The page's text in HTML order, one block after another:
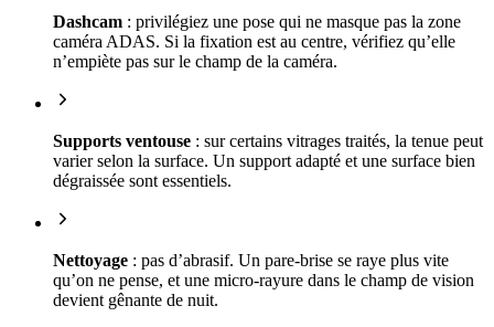
Dashcam : privilégiez une pose qui ne masque pas la zone
caméra ADAS. Si la fixation est au centre, vérifiez qu’elle
n’empiète pas sur le champ de la caméra.
Supports ventouse : sur certains vitrages traités, la tenue peut
varier selon la surface. Un support adapté et une surface bien
dégraissée sont essentiels.
Nettoyage : pas d’abrasif. Un pare-brise se raye plus vite
qu’on ne pense, et une micro-rayure dans le champ de vision
devient gênante de nuit.